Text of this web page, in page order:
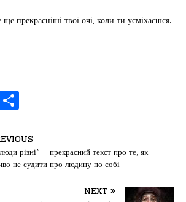
прекрасніші твої очі, коли ти усміхаєшся.
E
m
іл
и
т
різні” – прекрасний текст про те, як
не судити про людину по собі
NEXT